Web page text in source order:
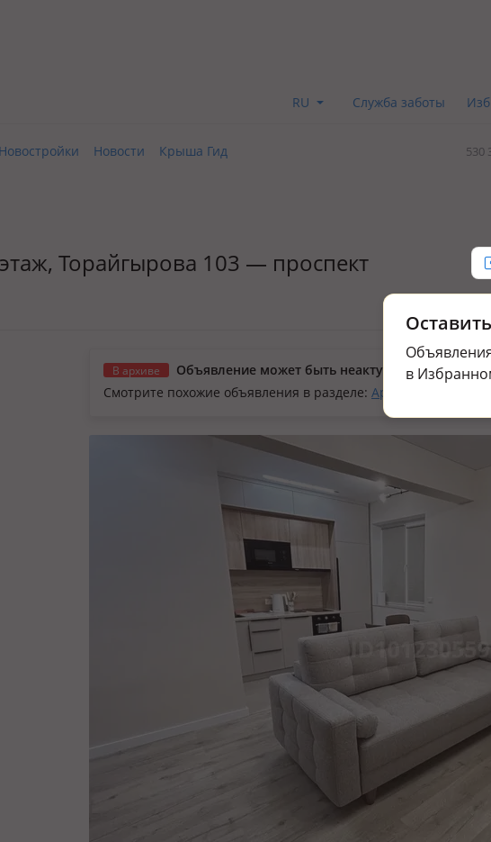
RU Служба заботы
Новостройки Новости Крыша Гид 530
Торайгырова 103 — проспект
в
В архиве
Объявление может быть неактуальным.
Смотрите похожие объявления в разделе: Аренда квартир в